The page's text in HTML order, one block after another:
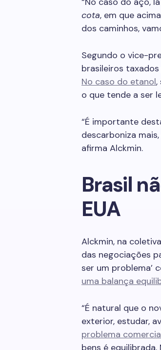
cota, em que
dos caminhos,
Segundo o vice-
brasileiros
No caso do etanol,
o que tende a ser
“É importante
descarboniza
afirma Alckmin.
Brasil
EUA
Alckmin, na
das negociações
ser um problema’
uma balança
“É natural que o
exterior, estudar,
problema
bens é